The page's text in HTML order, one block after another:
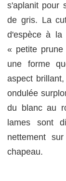
s'aplanit pour
de gris. La
d'espèce à
« petite
une forme
aspect
ondulée
du blanc au
lames sont
nettement
chapeau.